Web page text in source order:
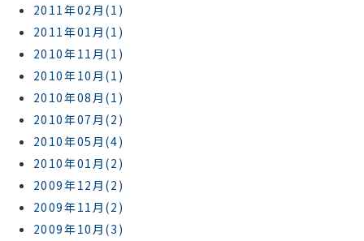
2011年02月(1)
2011年01月(1)
2010年11月(1)
2010年10月(1)
2010年08月(1)
2010年07月(2)
2010年05月(4)
2010年01月(2)
2009年12月(2)
2009年11月(2)
2009年10月(3)